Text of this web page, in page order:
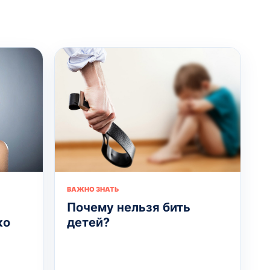
ВАЖНО ЗНАТЬ
Почему нельзя бить
детей?